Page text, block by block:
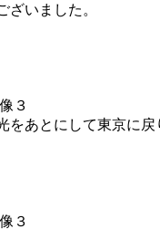
いました。
をあとにして東京に戻